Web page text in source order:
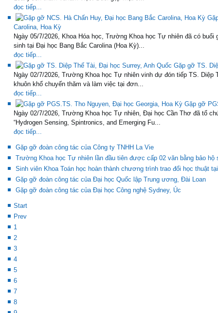
đọc tiếp...
Carolina, Hoa Kỳ
Ngày 05/7/2026, Khoa Hóa học, Trường Khoa học Tự nhiên đã có
sinh tại Đại học Bang Bắc Carolina (Hoa Kỳ)...
đọc tiếp...
Gặp gỡ TS.
Ngày 02/7/2026, Trường Khoa học Tự nhiên vinh dự đón tiếp TS. Diệp
khuôn khổ chuyến thăm và làm việc tại đơn...
đọc tiếp...
Gặp gỡ
Ngày 02/7/2026, Trường Khoa học Tự nhiên, Đại học Cần Thơ đã tổ
“Hydrogen Sensing, Spintronics, and Emerging Fu...
đọc tiếp...
Gặp gỡ đoàn công tác của Công ty TNHH La Vie
Trường Khoa học Tự nhiên lần đầu tiên được cấp 02 văn bằng bảo
Sinh viên Khoa Toán học hoàn thành chương trình trao đổi học thuật
Gặp gỡ đoàn công tác của Đại học Quốc lập Trung ương, Đài Loan
Gặp gỡ đoàn công tác của Đại học Công nghệ Sydney, Úc
Start
Prev
1
2
3
4
5
6
7
8